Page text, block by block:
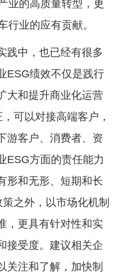
业的高质量转型，更
行业的应有贡献。
践中，也已经有很多
ESG绩效不仅是践行
大和提升商业化运营
可以对接高端客户，
游客户、消费者、资
ESG方面的责任能力
形和无形、短期和长
之外，以市场化机制
，更具有针对性和实
接受度。建议相关企
关注和了解，加快制